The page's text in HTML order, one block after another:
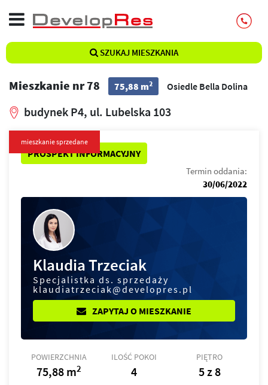
SZUKAJ MIESZKANIA
Mieszkanie nr 78 75,88 m2 Osiedle Bella Dolina
budynek P4, ul. Lubelska 103
PROSPEKT INFORMACYJNY
mieszkanie sprzedane
Termin oddania:
30/06/2022
Klaudia Trzeciak
Specjalistka ds. sprzedaży
klaudiatrzeciak@developres.pl
ZAPYTAJ O MIESZKANIE
POWIERZCHNIA
75,88 m2
ILOŚĆ POKOI
4
PIĘTRO
5 z 8